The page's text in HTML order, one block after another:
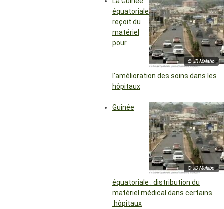
© JD Malabo
équatoriale
reçoit du
matériel
pour
l’amélioration des soins dans les
hôpitaux
© JD Malabo
Guinée
équatoriale : distribution du
matériel médical dans certains
hôpitaux